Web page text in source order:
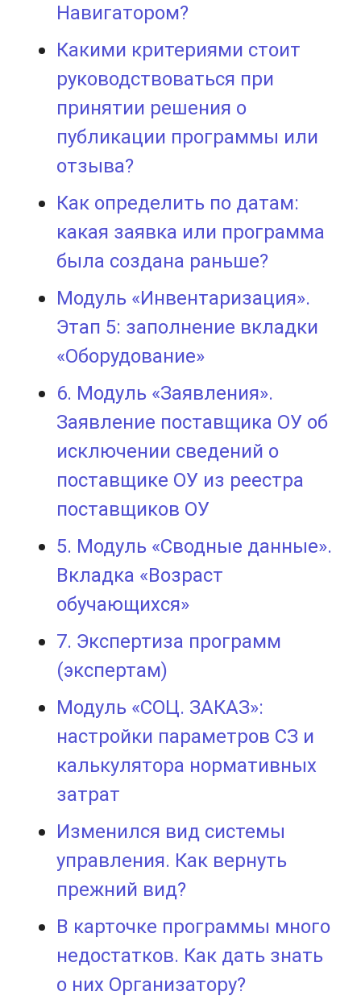
Навигатором?
Какими критериями стоит
руководствоваться при
принятии решения о
публикации программы или
отзыва?
Как определить по датам:
какая заявка или программа
была создана раньше?
Модуль «Инвентаризация».
Этап 5: заполнение вкладки
«Оборудование»
6. Модуль «Заявления».
Заявление поставщика ОУ об
исключении сведений о
поставщике ОУ из реестра
поставщиков ОУ
5. Модуль «Сводные данные».
Вкладка «Возраст
обучающихся»
7. Экспертиза программ
(экспертам)
Модуль «СОЦ. ЗАКАЗ»:
настройки параметров СЗ и
калькулятора нормативных
затрат
Изменился вид системы
управления. Как вернуть
прежний вид?
В карточке программы много
недостатков. Как дать знать
о них Организатору?